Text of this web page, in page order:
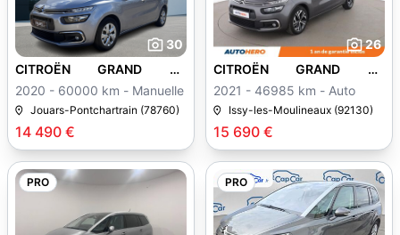
30
14 490 €
CITROËN GRAND C4
SPACETOURER
2020 - 60000 km - Manuelle
Jouars-Pontchartrain (78760)
26
15 690 €
CITROËN GRAND C4
SPACETOURER
2021 - 46985 km - Auto
Issy-les-Moulineaux (92130)
PRO PRO